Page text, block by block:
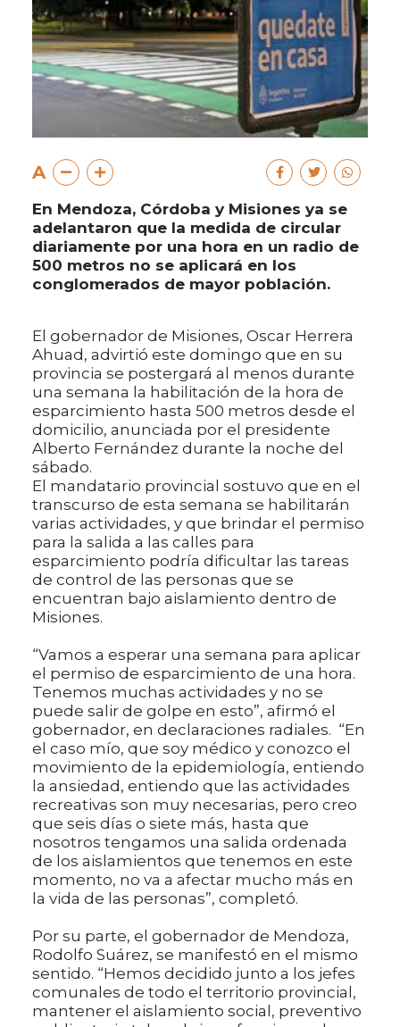
A
En Mendoza, Córdoba y Misiones ya se
adelantaron que la medida de circular
diariamente por una hora en un radio de
500 metros no se aplicará en los
conglomerados de mayor población.
El gobernador de Misiones, Oscar Herrera
Ahuad, advirtió este domingo que en su
provincia se postergará al menos durante
una semana la habilitación de la hora de
esparcimiento hasta 500 metros desde el
domicilio, anunciada por el presidente
Alberto Fernández durante la noche del
sábado.
El mandatario provincial sostuvo que en el
transcurso de esta semana se habilitarán
varias actividades, y que brindar el permiso
para la salida a las calles para
esparcimiento podría dificultar las tareas
de control de las personas que se
encuentran bajo aislamiento dentro de
Misiones.
“Vamos a esperar una semana para aplicar
el permiso de esparcimiento de una hora.
Tenemos muchas actividades y no se
puede salir de golpe en esto”, afirmó el
gobernador, en declaraciones radiales. “En
el caso mío, que soy médico y conozco el
movimiento de la epidemiología, entiendo
la ansiedad, entiendo que las actividades
recreativas son muy necesarias, pero creo
que seis días o siete más, hasta que
nosotros tengamos una salida ordenada
de los aislamientos que tenemos en este
momento, no va a afectar mucho más en
la vida de las personas”, completó.
Por su parte, el gobernador de Mendoza,
Rodolfo Suárez, se manifestó en el mismo
sentido. “Hemos decidido junto a los jefes
comunales de todo el territorio provincial,
mantener el aislamiento social, preventivo